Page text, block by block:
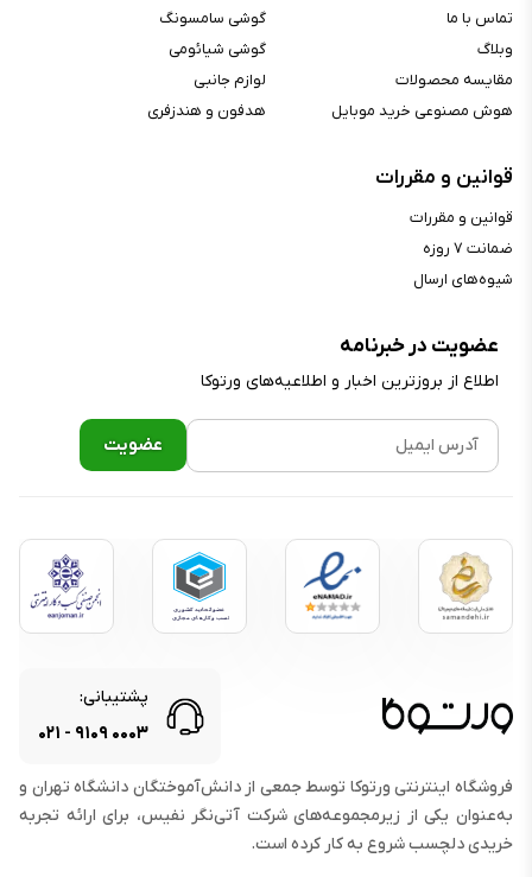
عضویت در خبرنامه
اطلاع از بروز‌ترین اخبار و اطلاعیه‌های ورتوکا
تماس با ما
وبلاگ
مقایسه محصولات
هوش مصنوعی خرید موبایل
گوشی سامسونگ
گوشی شیائومی
لوازم جانبی
هدفون و هندزفری
قوانین و مقررات
قوانین و مقررات
ضمانت ۷ روزه
شیوه‌های ارسال
پشتیبانی:
۰۰۰۳ ۹۱۰۹ - ۰۲۱
فروشگاه اینترنتی ورتوکا توسط جمعی از دانش‌آموختگان دانشگاه تهران و
به‌عنوان یکی از زیرمجموعه‌های شرکت آتی‌نگر نفیس، برای ارائه تجربه
خریدی دلچسب شروع به کار کرده است.